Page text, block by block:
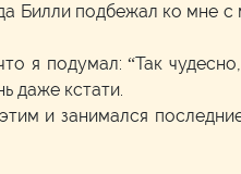
Билли подбежал ко мне с
я подумал: “Так
даже кстати.
и занимался